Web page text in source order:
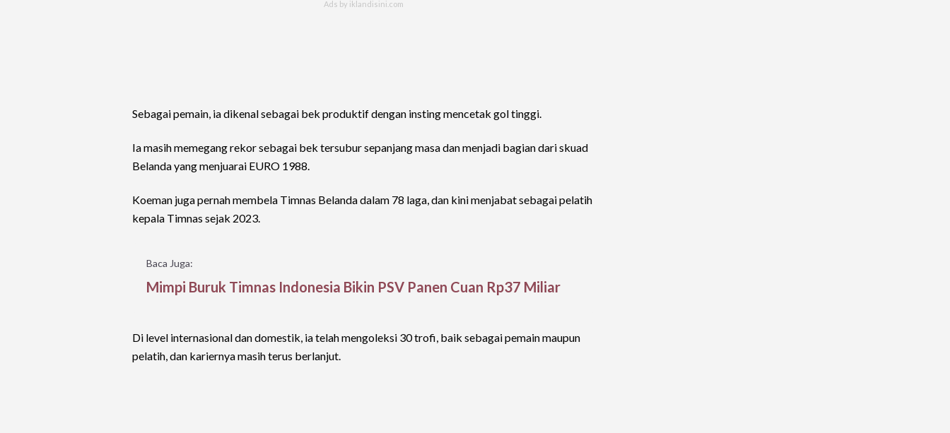
Sebagai pemain, ia dikenal sebagai bek produktif dengan insting mencetak gol tinggi.
Ia masih memegang rekor sebagai bek tersubur sepanjang masa dan menjadi bagian dari skuad
Belanda yang menjuarai EURO 1988.
Koeman juga pernah membela Timnas Belanda dalam 78 laga, dan kini menjabat sebagai pelatih
kepala Timnas sejak 2023.
Baca Juga:
Mimpi Buruk Timnas Indonesia Bikin PSV Panen Cuan Rp37 Miliar
Di level internasional dan domestik, ia telah mengoleksi 30 trofi, baik sebagai pemain maupun
pelatih, dan kariernya masih terus berlanjut.